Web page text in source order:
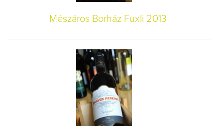
Mészáros Borház Fuxli 2013